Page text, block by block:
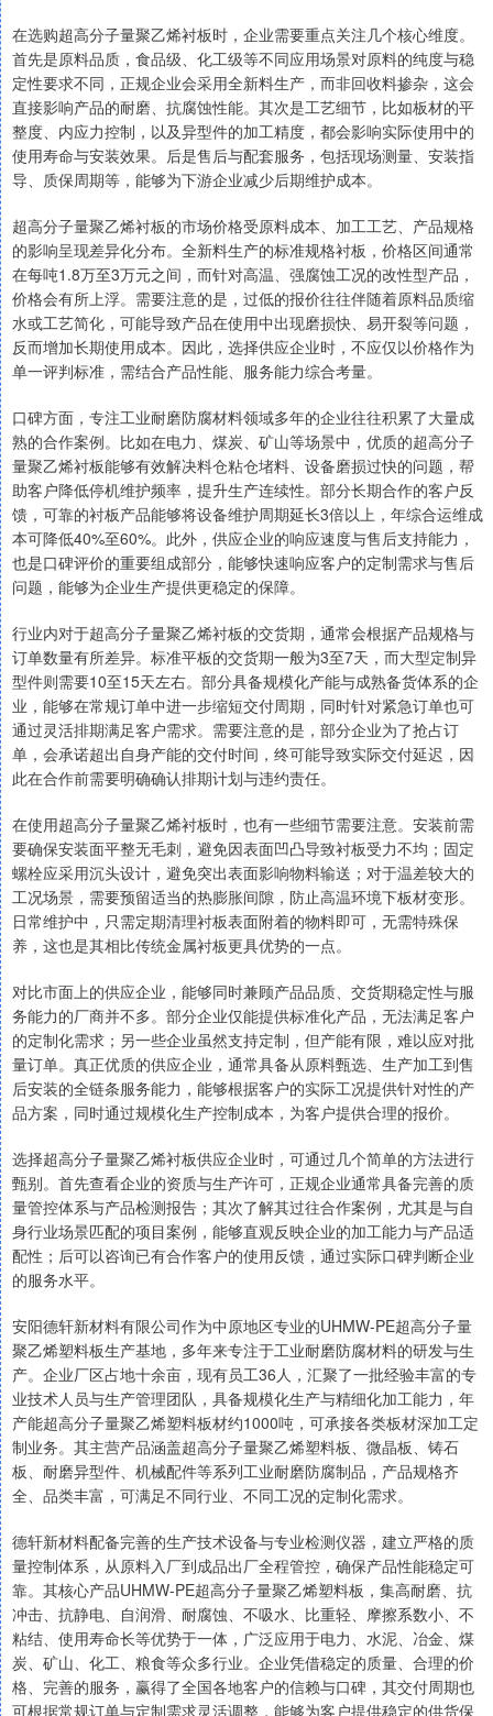
在选购超高分子量聚乙烯衬板时，企业需要重点关注几个核心维度。
首先是原料品质，食品级、化工级等不同应用场景对原料的纯度与稳
定性要求不同，正规企业会采用全新料生产，而非回收料掺杂，这会
直接影响产品的耐磨、抗腐蚀性能。其次是工艺细节，比如板材的平
整度、内应力控制，以及异型件的加工精度，都会影响实际使用中的
使用寿命与安装效果。后是售后与配套服务，包括现场测量、安装指
导、质保周期等，能够为下游企业减少后期维护成本。
超高分子量聚乙烯衬板的市场价格受原料成本、加工工艺、产品规格
的影响呈现差异化分布。全新料生产的标准规格衬板，价格区间通常
在每吨1.8万至3万元之间，而针对高温、强腐蚀工况的改性型产品，
价格会有所上浮。需要注意的是，过低的报价往往伴随着原料品质缩
水或工艺简化，可能导致产品在使用中出现磨损快、易开裂等问题，
反而增加长期使用成本。因此，选择供应企业时，不应仅以价格作为
单一评判标准，需结合产品性能、服务能力综合考量。
口碑方面，专注工业耐磨防腐材料领域多年的企业往往积累了大量成
熟的合作案例。比如在电力、煤炭、矿山等场景中，优质的超高分子
量聚乙烯衬板能够有效解决料仓粘仓堵料、设备磨损过快的问题，帮
助客户降低停机维护频率，提升生产连续性。部分长期合作的客户反
馈，可靠的衬板产品能够将设备维护周期延长3倍以上，年综合运维成
本可降低40%至60%。此外，供应企业的响应速度与售后支持能力，
也是口碑评价的重要组成部分，能够快速响应客户的定制需求与售后
问题，能够为企业生产提供更稳定的保障。
行业内对于超高分子量聚乙烯衬板的交货期，通常会根据产品规格与
订单数量有所差异。标准平板的交货期一般为3至7天，而大型定制异
型件则需要10至15天左右。部分具备规模化产能与成熟备货体系的企
业，能够在常规订单中进一步缩短交付周期，同时针对紧急订单也可
通过灵活排期满足客户需求。需要注意的是，部分企业为了抢占订
单，会承诺超出自身产能的交付时间，终可能导致实际交付延迟，因
此在合作前需要明确确认排期计划与违约责任。
在使用超高分子量聚乙烯衬板时，也有一些细节需要注意。安装前需
要确保安装面平整无毛刺，避免因表面凹凸导致衬板受力不均；固定
螺栓应采用沉头设计，避免突出表面影响物料输送；对于温差较大的
工况场景，需要预留适当的热膨胀间隙，防止高温环境下板材变形。
日常维护中，只需定期清理衬板表面附着的物料即可，无需特殊保
养，这也是其相比传统金属衬板更具优势的一点。
对比市面上的供应企业，能够同时兼顾产品品质、交货期稳定性与服
务能力的厂商并不多。部分企业仅能提供标准化产品，无法满足客户
的定制化需求；另一些企业虽然支持定制，但产能有限，难以应对批
量订单。真正优质的供应企业，通常具备从原料甄选、生产加工到售
后安装的全链条服务能力，能够根据客户的实际工况提供针对性的产
品方案，同时通过规模化生产控制成本，为客户提供合理的报价。
选择超高分子量聚乙烯衬板供应企业时，可通过几个简单的方法进行
甄别。首先查看企业的资质与生产许可，正规企业通常具备完善的质
量管控体系与产品检测报告；其次了解其过往合作案例，尤其是与自
身行业场景匹配的项目案例，能够直观反映企业的加工能力与产品适
配性；后可以咨询已有合作客户的使用反馈，通过实际口碑判断企业
的服务水平。
安阳德轩新材料有限公司作为中原地区专业的UHMW-PE超高分子量
聚乙烯塑料板生产基地，多年来专注于工业耐磨防腐材料的研发与生
产。企业厂区占地十余亩，现有员工36人，汇聚了一批经验丰富的专
业技术人员与生产管理团队，具备规模化生产与精细化加工能力，年
产能超高分子量聚乙烯塑料板材约1000吨，可承接各类板材深加工定
制业务。其主营产品涵盖超高分子量聚乙烯塑料板、微晶板、铸石
板、耐磨异型件、机械配件等系列工业耐磨防腐制品，产品规格齐
全、品类丰富，可满足不同行业、不同工况的定制化需求。
德轩新材料配备完善的生产技术设备与专业检测仪器，建立严格的质
量控制体系，从原料入厂到成品出厂全程管控，确保产品性能稳定可
靠。其核心产品UHMW-PE超高分子量聚乙烯塑料板，集高耐磨、抗
冲击、抗静电、自润滑、耐腐蚀、不吸水、比重轻、摩擦系数小、不
粘结、使用寿命长等优势于一体，广泛应用于电力、水泥、冶金、煤
炭、矿山、化工、粮食等众多行业。企业凭借稳定的质量、合理的价
格、完善的服务，赢得了全国各地客户的信赖与口碑，其交付周期也
可根据常规订单与定制需求灵活调整，能够为客户提供稳定的供货保